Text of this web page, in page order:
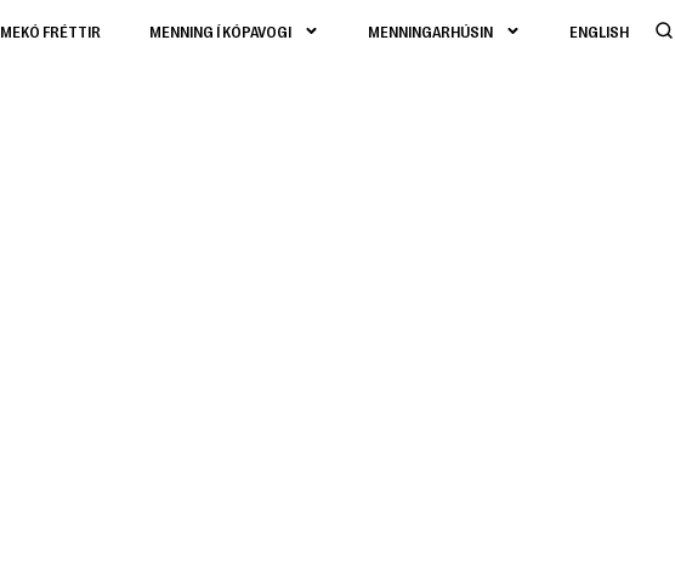
MEKÓ FRÉTTIR MENNING Í KÓPAVOGI MENNINGARHÚSIN ENGLISH